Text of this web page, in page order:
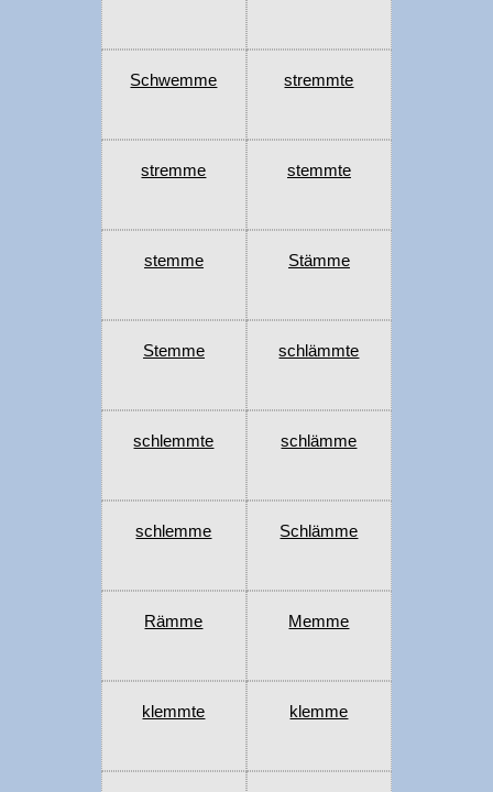
Schwemme stremmte
stremme stemmte
stemme Stämme
Stemme schlämmte
schlemmte schlämme
schlemme Schlämme
Rämme Memme
klemmte klemme